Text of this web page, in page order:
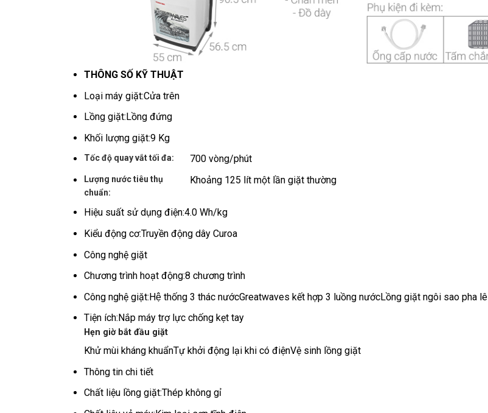
THÔNG SỐ KỸ THUẬT
Loại máy giặt:Cửa trên
Lồng giặt:Lồng đứng
Khối lượng giặt:9 Kg
Tốc độ quay vắt tối đa: 700 vòng/phút
Lượng nước tiêu thụ
chuẩn:
Khoảng 125 lít một lần giặt thường
Hiệu suất sử dụng điện:4.0 Wh/kg
Kiểu động cơ:Truyền động dây Curoa
Công nghệ giặt
Chương trình hoạt động:8 chương trình
Công nghệ giặt:Hệ thống 3 thác nướcGreatwaves kết hợp 3 luồng nướcLồng giặt ngôi sao pha lê
Tiện ích: Nắp máy trợ lực chống kẹt tay
Hẹn giờ bắt đầu giặt
Khử mùi kháng khuẩnTự khởi động lại khi có điệnVệ sinh lồng giặt
Thông tin chi tiết
Chất liệu lồng giặt:Thép không gỉ